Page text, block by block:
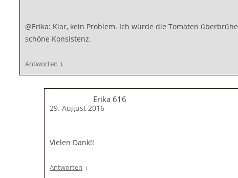
@Erika: Klar, kein Problem. Ich würde die Tomaten
schöne Konsistenz.
Antworten ↓
Erika 616
29. August 2016
Vielen Dank!!
Antworten ↓